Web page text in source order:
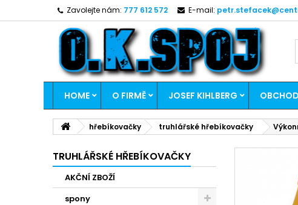
Zavolejte nám: 777 612 572 E-mail:
HOME O FIRMĚ JOSEF KIHLBERG
hřebíkovačky truhlářské hřebíkovačky
TRUHLÁŘSKÉ HŘEBÍKOVAČKY
AKČNÍ ZBOŽÍ
spony